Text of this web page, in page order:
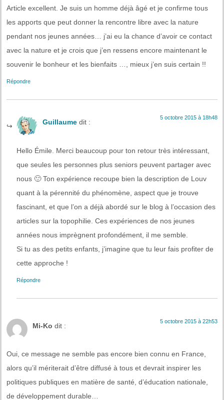
Article excellent. Je suis un homme déjà âgé et je confirme tous
les apports que peut donner la rencontre libre avec la nature
pendant nos jeunes années… j’ai eu la chance d’avoir ce contact
avec la nature et je crois que j’en ressens encore maintenant le
souvenir le bonheur et les bienfaits …, mieux j’en suis certain !!
Répondre
Guillaume dit :
5 octobre 2015 à 18h48
Hello Émile. Merci beaucoup pour ton retour très intéressant,
que seules les personnes plus seniors peuvent partager avec
nous 🙂 Ton expérience recoupe bien la description de Louv
quant à la pérennité du phénomène, aspect que je trouve
fascinant, et que l’on a déjà abordé sur le blog à l’occasion des
articles sur la topophilie. Ces expériences de nos jeunes
années nous imprègnent profondément, il me semble.
Si tu as des petits enfants, j’imagine que tu leur fais profiter de
cette approche !
Répondre
Mi-Ko dit :
5 octobre 2015 à 22h53
Oui, ce message ne semble pas encore bien connu en France,
alors qu’il mériterait d’être diffusé à tous et devrait inspirer les
politiques publiques en matière de santé, d’éducation nationale,
de développement durable…